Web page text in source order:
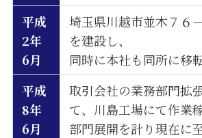
平成
2年
6月
埼玉県川越市並木７６
を建設し、
同時に本社も同所に移
平成
8年
6月
取引会社の業務部門拡
て、川島工場にて作業
部門展開を計り現在に